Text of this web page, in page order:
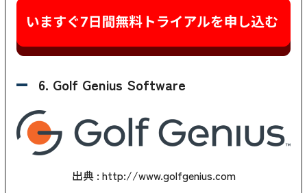
6. Golf Genius Software
出典 : http://www.golfgenius.com